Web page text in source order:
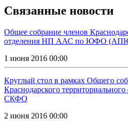
Связанные новости
Общее собрание членов
отделения НП ААС по ЮФО
1 июня 2016 00:00
Круглый стол в рамках Общего
Краснодарского
СКФО
2 июня 2016 00:00